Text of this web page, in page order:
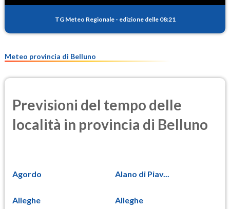
TG Meteo Regionale - edizione delle 08:21
Meteo provincia di Belluno
Previsioni del tempo delle
località in provincia di Belluno
Agordo Alano di Piav...
Alleghe Alleghe